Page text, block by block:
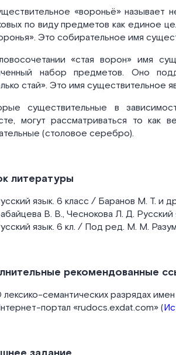
«вороньё» называет
по виду предметов как единое
Это собирательное имя
«стая ворон» имя
набор предметов. Оно
стай». Это имя существительное
существительные в
могут рассматриваться то
(столовое серебро).
литературы
язык. 6 класс / Баранов М. Т. и
В. В., Чеснокова Л. Д.
язык. 6 кл. / Под ред. М. М.
рекомендованные
семантических разрядах
портал «rudocs.exdat.com» (